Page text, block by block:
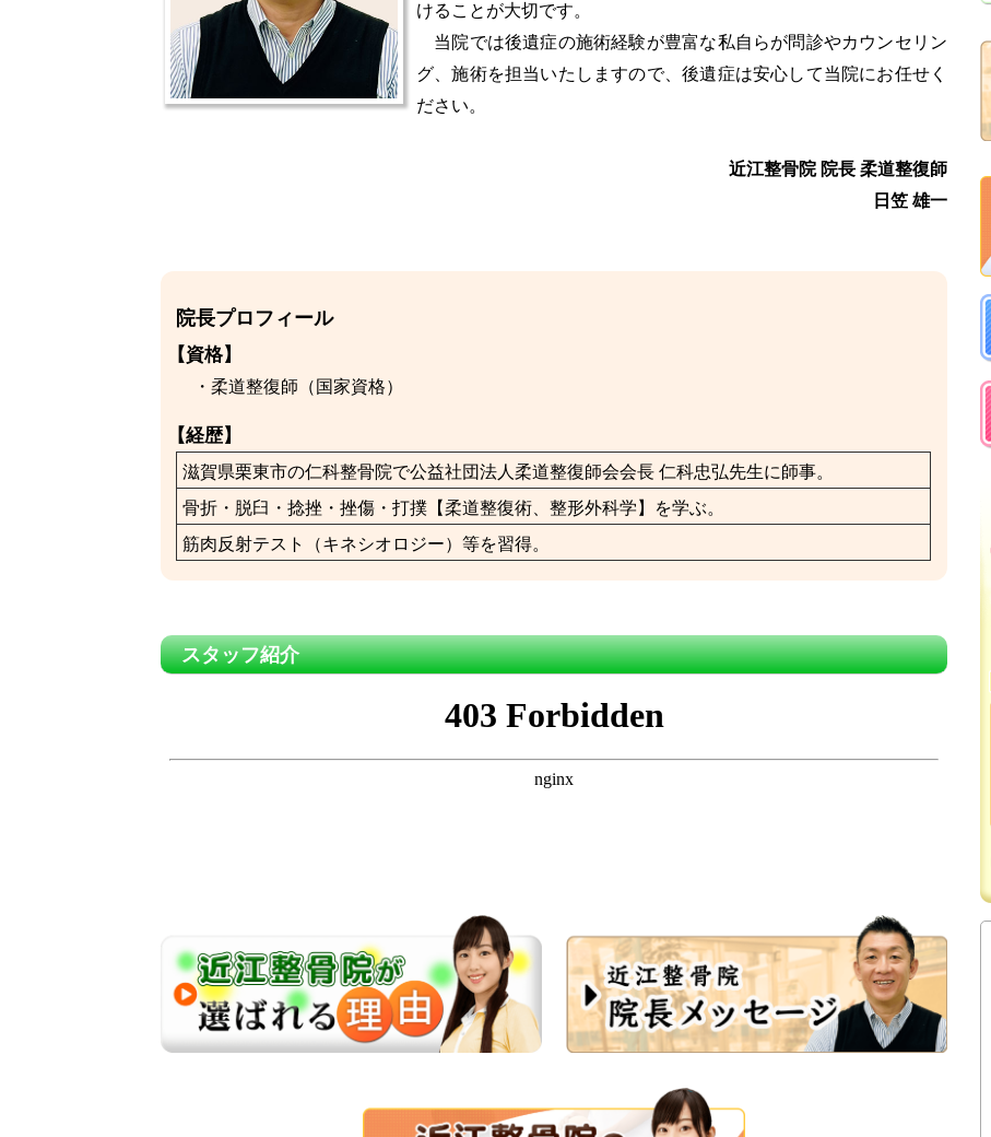
けることが大切です。
当院では後遺症の施術経験が豊富な私自らが問診やカウンセリン
グ、施術を担当いたしますので、後遺症は安心して当院にお任せく
ださい。
近江整骨院 院長 柔道整復師
日笠 雄一
院長プロフィール
【資格】
・柔道整復師（国家資格）
【経歴】
滋賀県栗東市の仁科整骨院で公益社団法人柔道整復師会会長 仁科忠弘先生に師事。
骨折・脱臼・捻挫・挫傷・打撲【柔道整復術、整形外科学】を学ぶ。
筋肉反射テスト（キネシオロジー）等を習得。
スタッフ紹介